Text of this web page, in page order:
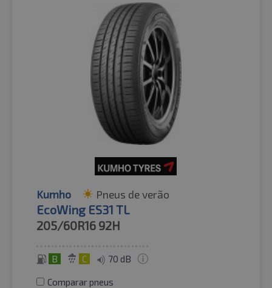
Kumho Pneus de verão
EcoWing ES31 TL
205/60R16 92H
B C 70 dB
Comparar pneus